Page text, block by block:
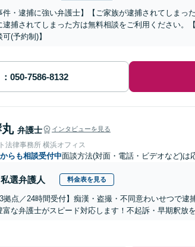
件・逮捕に強い弁護士】【ご家族が逮捕されてしま
逮捕されてしまった方は無料相談をご利用ください。
(予約制)】
弁護士 インタビューを見る
法律事務所 横浜オフィス
からも相談受付中面談方法(対面・電話・ビデオなど)は
私選弁護人 料金表を見る
拠点／24時間受付】痴漢・盗撮・不同意わいせつで
富な弁護士がスピード対応します！不起訴・早期釈放